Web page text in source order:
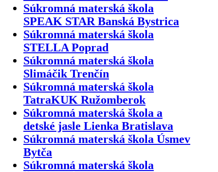
Súkromná materská škola
SPEAK STAR Banská Bystrica
Súkromná materská škola
STELLA Poprad
Súkromná materská škola
Slimáčik Trenčín
Súkromná materská škola
TatraKUK Ružomberok
Súkromná materská škola a
detské jasle Lienka Bratislava
Súkromná materská škola Úsmev
Bytča
Súkromná materská škola